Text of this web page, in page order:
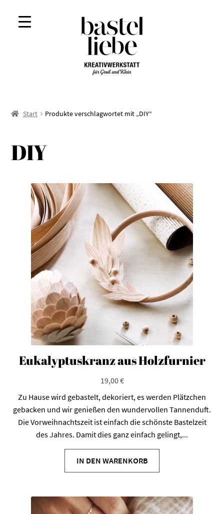
Zur
Navigation
springen
Zum
Inhalt
springen
Start Produkte verschlagwortet mit „DIY“
DIY
Eukalyptuskranz aus Holzfurnier
19,00€
Zu Hause wird gebastelt, dekoriert, es werden Plätzchen
gebacken und wir genießen den wundervollen Tannenduft.
Die Vorweihnachtszeit ist einfach die schönste Bastelzeit
des Jahres. Damit dies ganz einfach gelingt,...
IN DEN WARENKORB